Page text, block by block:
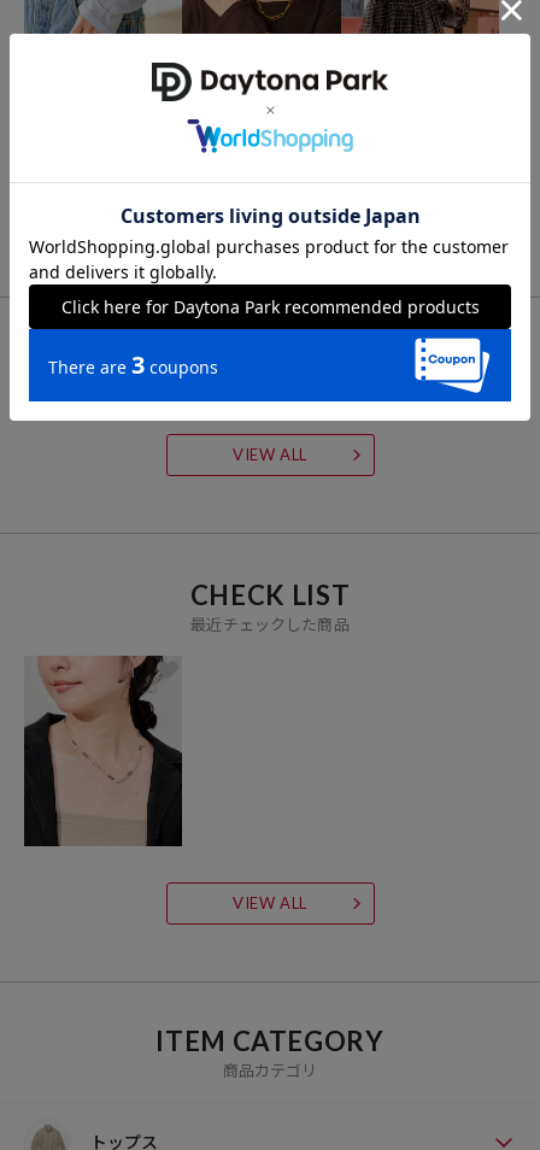
その他
ELIOS ブレスレット
インド シアーチェック フ
4,543
FOR YOU
VIEW ALL
CHECK LIST
最近チェックした商品
VIEW ALL
ITEM CATEGORY
商品カテゴリ
トップス